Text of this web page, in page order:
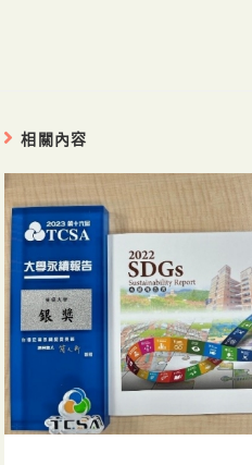
相關內容